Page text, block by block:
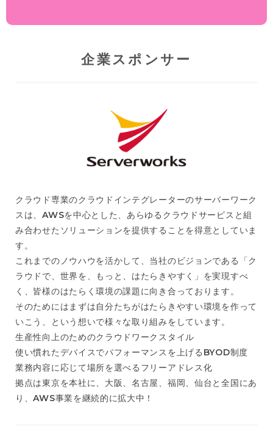
企業スポンサー
クラウド専業のクラウドインテグレーターのサーバーワーク
スは、AWSを中心とした、あらゆるクラウドサービスと組
み合わせたソリューションを提供することを得意としていま
す。
これまでのノウハウを活かして、当社のビジョンである「ク
ラウドで、世界を、もっと、はたらきやすく」を実現すべ
く、皆様のはたらく環境の課題に向き合っております。
そのためにはまずは自分たちがはたらきやすい環境を作って
いこう、という想いで様々な取り組みをしています。
生産性向上のためのクラウドワークスタイル
使い慣れたデバイスでパフォーマンスを上げるBYOD制度
業務内容に応じて場所を選べるフリーアドレス化
拠点は東京を本社に、大阪、名古屋、福岡、仙台と全国にあ
り、AWS事業を継続的に拡大中！